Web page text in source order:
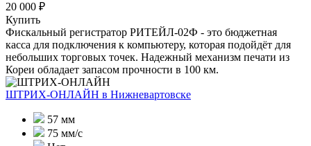
20 000 ₽
Купить
Фискальный регистратор РИТЕЙЛ-02Ф - это бюджетная
касса для подключения к компьютеру, которая подойдёт для
небольших торговых точек. Надежный механизм печати из
Кореи обладает запасом прочности в 100 км.
ШТРИХ-ОНЛАЙН в Нижневартовске
57 мм
75 мм/с